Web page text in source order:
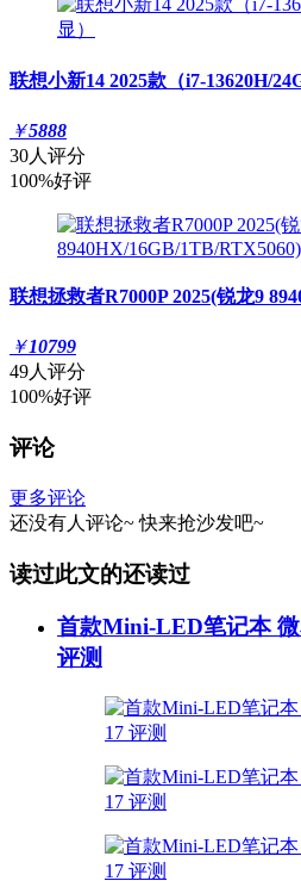
联想小新14 2025款（i7-13620H/
￥5888
30人评分
100%好评
联想拯救者R7000P 2025(锐龙9
￥10799
49人评分
100%好评
评论
更多评论
还没有人评论~ 快来抢沙发吧~
读过此文的还读过
首款Mini-LED笔记本
评测